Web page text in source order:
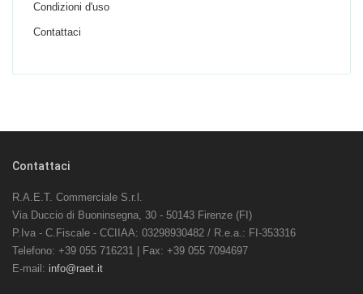
Condizioni d'uso
Contattaci
Contattaci
R.A.E.T. Commerciale S.r.l.
Via Duccio di Buoninsegna, 30 - 50143 Firenze (FI)
P.Iva - C.Fiscale - CCIIAA: 03298930482 / R.e.a.: FI-353316
Telefono: +39 055 716231 | Fax: +39 055 7094697
E-mail: info@raet.it